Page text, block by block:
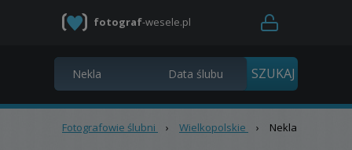
fotograf-wesele.pl
Fotografowie ślubni › Wielkopolskie › Nekla